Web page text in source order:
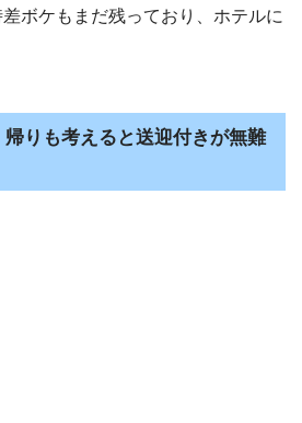
ボケもまだ残っており、ホテルに
りも考えると送迎付きが無難